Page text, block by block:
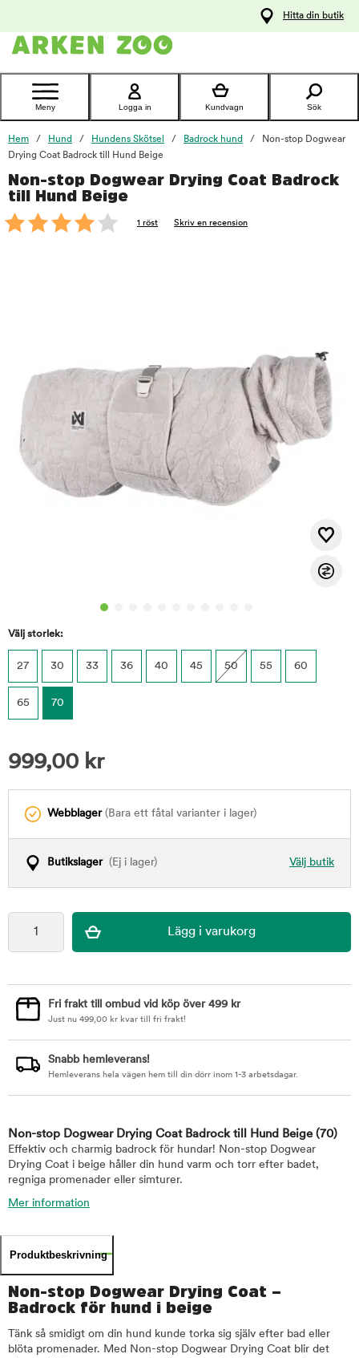
Kontakta
Hitta din butik
Meny Logga in Kundvagn Sök
Hem Hund Hundens Skötsel Badrock hund
Non-stop Dogwear
Drying Coat Badrock till Hund Beige
Non-stop Dogwear Drying Coat Badrock
till Hund Beige
1 röst Skriv en recension
Välj storlek:
27 30 33 36 40 45 50 55 60
65 70
999,00 kr
Webblager(Bara ett fåtal varianter i lager)
Välj butik
Butikslager(Ej i lager)
foo
Fri frakt till ombud vid köp över 499 kr
Just nu 499,00 kr kvar till fri frakt!
Snabb hemleverans!
Hemleverans hela vägen hem till din dörr inom 1-3 arbetsdagar.
Non-stop Dogwear Drying Coat Badrock till Hund Beige (70)
Effektiv och charmig badrock för hundar! Non-stop Dogwear
Drying Coat i beige håller din hund varm och torr efter badet,
regniga promenader eller simturer.
Mer information
Produktbeskrivning
Non-stop Dogwear Drying Coat –
Badrock för hund i beige
Tänk så smidigt om din hund kunde torka sig själv efter bad eller
blöta promenader. Med Non-stop Dogwear Drying Coat blir det